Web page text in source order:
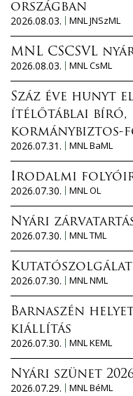
országban
2026.08.03.
MNL JNSzML
MNL CSCSVL
2026.08.03.
MNL CsML
Száz éve hunyt
ítélőtáblai bíró,
kormánybiztos-
2026.07.31.
MNL BaML
Irodalmi
2026.07.30.
MNL OL
Nyári
2026.07.30.
MNL TML
2026.07.30.
MNL NML
Barnaszén
kiállítás
2026.07.30.
MNL KEML
Nyári szünet
2026.07.29.
MNL BéML